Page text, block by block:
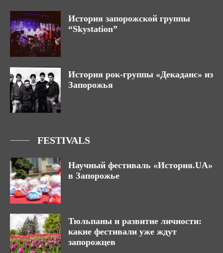
История запорожской группы
“Skystation”
История рок-группы «Декаданс» из
Запорожья
FESTIVALS
Научный фестиваль «История.UA»
в Запорожье
Тюльпаны и развитие личности:
какие фестивали уже ждут
запорожцев